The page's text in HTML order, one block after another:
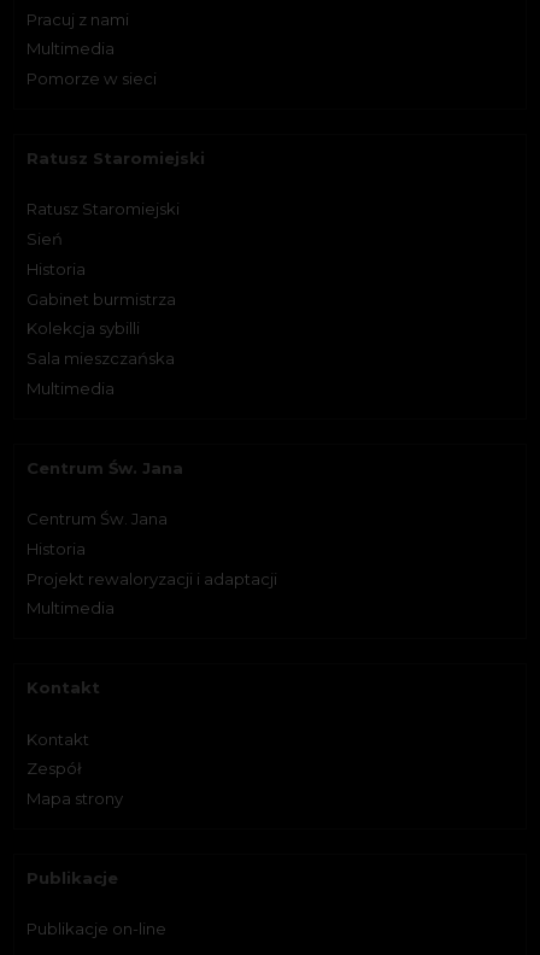
Pracuj z nami
Multimedia
Pomorze w sieci
Ratusz Staromiejski
Ratusz Staromiejski
Sień
Historia
Gabinet burmistrza
Kolekcja sybilli
Sala mieszczańska
Multimedia
Centrum Św. Jana
Centrum Św. Jana
Historia
Projekt rewaloryzacji i adaptacji
Multimedia
Kontakt
Kontakt
Zespół
Mapa strony
Publikacje
Publikacje on-line